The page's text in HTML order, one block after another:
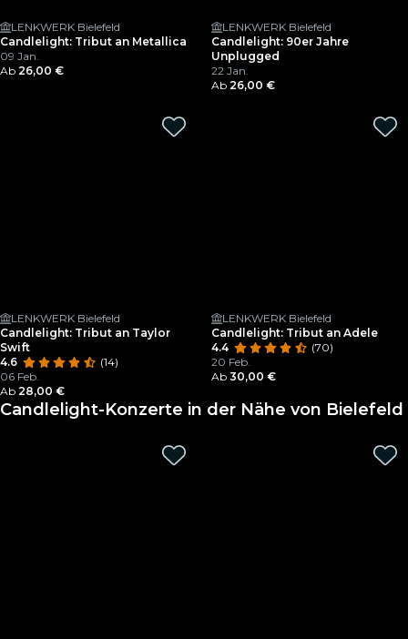
LENKWERK Bielefeld
Candlelight: Tribut an Metallica
09 Jan.
Ab 26,00 €
LENKWERK Bielefeld
Candlelight: 90er Jahre
Unplugged
22 Jan.
Ab 26,00 €
LENKWERK Bielefeld
Candlelight: Tribut an Taylor
Swift
4.6
(14)
06 Feb.
Ab 28,00 €
LENKWERK Bielefeld
Candlelight: Tribut an Adele
4.4
(70)
20 Feb.
Ab 30,00 €
Candlelight-Konzerte in der Nähe von Bielefeld